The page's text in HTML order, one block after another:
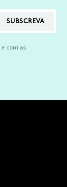
SUBSCREVA
e com as